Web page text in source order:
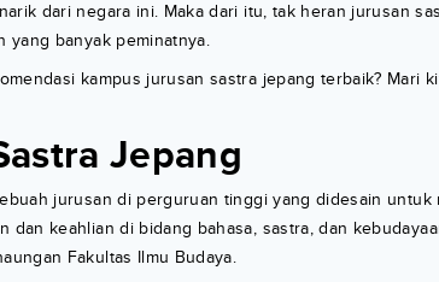
dari negara ini. Maka dari itu, tak heran jurusan
yang banyak peminatnya.
kampus jurusan sastra jepang terbaik? Mari
Jepang
jurusan di perguruan tinggi yang didesain untuk
dan keahlian di bidang bahasa, sastra, dan
Fakultas Ilmu Budaya.